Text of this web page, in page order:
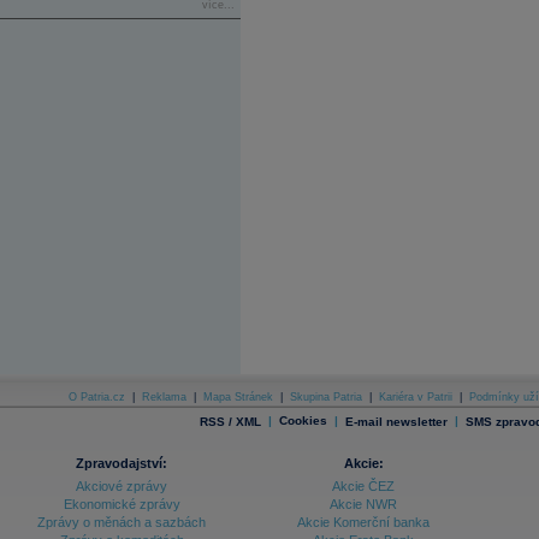
více...
O Patria.cz Reklama Mapa Stránek Skupina Patria Kariéra v Patrii Podmínky
RSS / XML | Cookies | E-mail newsletter | SMS
Zpravodajství:
Akciové zprávy
Ekonomické zprávy
Zprávy o měnách a sazbách
Akcie:
Akcie ČEZ
Akcie NWR
Akcie Komerční banka